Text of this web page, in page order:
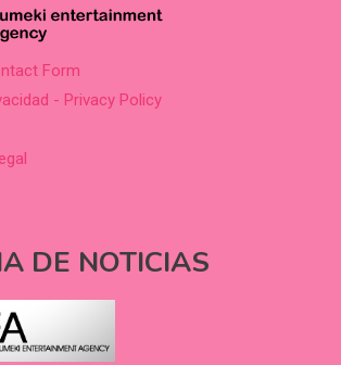
Form
- Privacy Policy
DE NOTICIAS